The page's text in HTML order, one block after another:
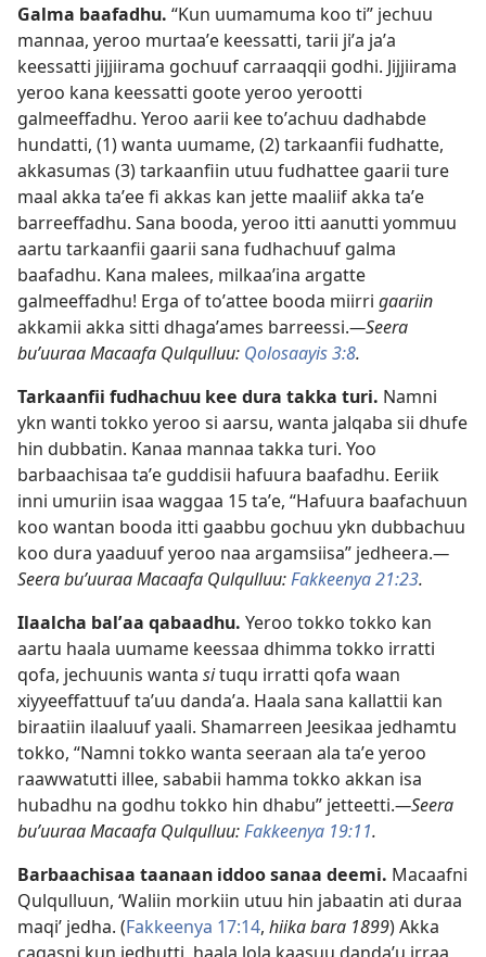
Galma baafadhu. “Kun uumamuma koo ti” jechuu
mannaa, yeroo murtaaʼe keessatti, tarii jiʼa jaʼa
keessatti jijjiirama gochuuf carraaqqii godhi. Jijjiirama
yeroo kana keessatti goote yeroo yerootti
galmeeffadhu. Yeroo aarii kee toʼachuu dadhabde
hundatti, (1) wanta uumame, (2) tarkaanfii fudhatte,
akkasumas (3) tarkaanfiin utuu fudhattee gaarii ture
maal akka taʼee fi akkas kan jette maaliif akka taʼe
barreeffadhu. Sana booda, yeroo itti aanutti yommuu
aartu tarkaanfii gaarii sana fudhachuuf galma
baafadhu. Kana malees, milkaaʼina argatte
galmeeffadhu! Erga of toʼattee booda miirri gaariin
akkamii akka sitti dhagaʼames barreessi.—Seera
buʼuuraa Macaafa Qulqulluu: Qolosaayis 3:8.
Tarkaanfii fudhachuu kee dura takka turi. Namni
ykn wanti tokko yeroo si aarsu, wanta jalqaba sii dhufe
hin dubbatin. Kanaa mannaa takka turi. Yoo
barbaachisaa taʼe guddisii hafuura baafadhu. Eeriik
inni umuriin isaa waggaa 15 taʼe, “Hafuura baafachuun
koo wantan booda itti gaabbu gochuu ykn dubbachuu
koo dura yaaduuf yeroo naa argamsiisa” jedheera.—
Seera buʼuuraa Macaafa Qulqulluu:Fakkeenya 21:23.
Ilaalcha balʼaa qabaadhu. Yeroo tokko tokko kan
aartu haala uumame keessaa dhimma tokko irratti
qofa, jechuunis wanta situqu irratti qofa waan
xiyyeeffattuuf taʼuu dandaʼa. Haala sana kallattii kan
biraatiin ilaaluuf yaali. Shamarreen Jeesikaa jedhamtu
tokko, “Namni tokko wanta seeraan ala taʼe yeroo
raawwatutti illee, sababii hamma tokko akkan isa
hubadhu na godhu tokko hin dhabu” jetteetti.—Seera
buʼuuraa Macaafa Qulqulluu:Fakkeenya 19:11.
Barbaachisaa taanaan iddoo sanaa deemi. Macaafni
Qulqulluun, ‘Waliin morkiin utuu hin jabaatin ati duraa
maqi’ jedha. (Fakkeenya 17:14, hiika bara 1899) Akka